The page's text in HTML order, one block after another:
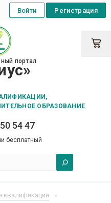
портал
ОБРАЗОВАНИЕ
54 47
бесплатный
Регистрация
Войти